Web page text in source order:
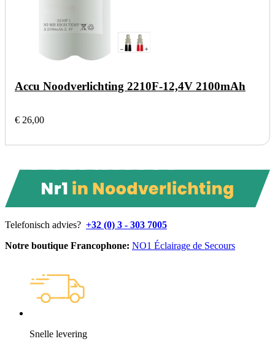
Accu Noodverlichting 2210F-12,4V 2100mAh
€ 26,00
Telefonisch advies? +32 (0) 3 - 303 7005
Notre boutique Francophone: NO1 Éclairage de Secours
Snelle levering